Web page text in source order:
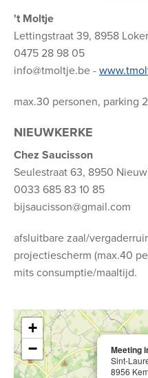
't Moltje
Lettingstraat 39, 8958 Loker
0475 28 98 05
info@tmoltje.be -
max.30 personen, parking
NIEUWKERKE
Chez Saucisson
Seulestraat 63, 8950
0033 685 83 10 85
bijsaucisson@gmail.com
afsluitbare zaal/
projectiescherm (max.40
mits consumptie/maaltijd.
Meeting
Sint-
8956
+
−